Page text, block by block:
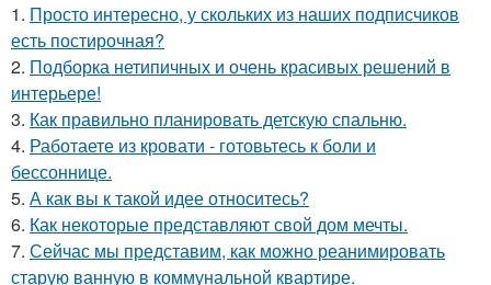
1. Просто интересно, у скольких из наших подписчиков
есть постирочная?
2. Подборка нетипичных и очень красивых решений в
интерьере!
3. Как правильно планировать детскую спальню.
4. Работаете из кровати - готовьтесь к боли и
бессоннице.
5. А как вы к такой идее относитесь?
6. Как некоторые представляют свой дом мечты.
7. Сейчас мы представим, как можно реанимировать
старую ванную в коммунальной квартире.